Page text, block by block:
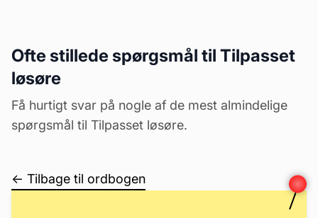
Ofte stillede spørgsmål til Tilpasset
løsøre
Få hurtigt svar på nogle af de mest almindelige
spørgsmål til Tilpasset løsøre.
← Tilbage til ordbogen